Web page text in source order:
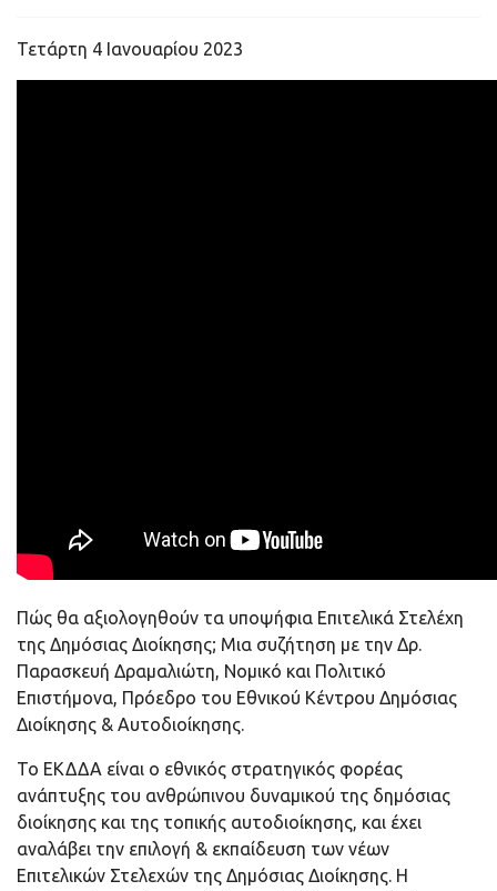
Τετάρτη 4 Ιανουαρίου 2023
Πώς θα αξιολογηθούν τα υποψήφια Επιτελικά Στελέχη
της Δημόσιας Διοίκησης; Μια συζήτηση με την Δρ.
Παρασκευή Δραμαλιώτη, Νομικό και Πολιτικό
Επιστήμονα, Πρόεδρο του Εθνικού Κέντρου Δημόσιας
Διοίκησης & Αυτοδιοίκησης.
Το ΕΚΔΔΑ είναι ο εθνικός στρατηγικός φορέας
ανάπτυξης του ανθρώπινου δυναμικού της δημόσιας
διοίκησης και της τοπικής αυτοδιοίκησης, και έχει
αναλάβει την επιλογή & εκπαίδευση των νέων
Επιτελικών Στελεχών της Δημόσιας Διοίκησης. Η